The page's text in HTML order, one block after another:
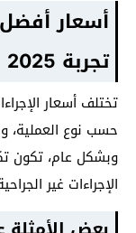
أسعار
تجربة 2025
تختلف أسعار
حسب نوع العملية،
وبشكل عام، تكون
الإجراءات غير